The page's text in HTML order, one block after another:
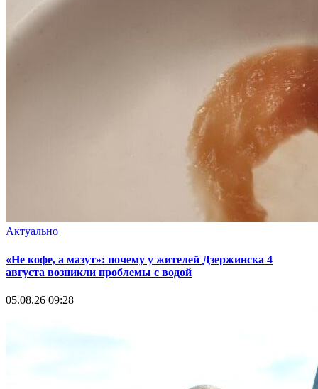
Актуально
«Не кофе, а мазут»: почему у жителей Дзержинска 4
августа возникли проблемы с водой
05.08.26 09:28